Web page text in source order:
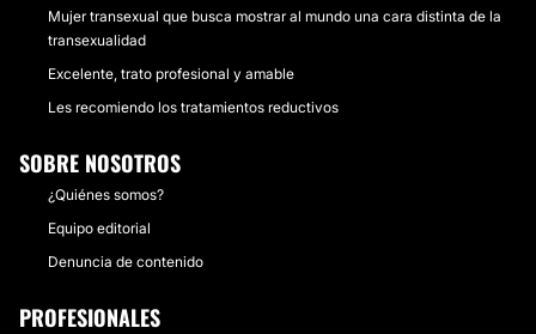
Mujer transexual que busca mostrar al mundo una cara distinta de la
transexualidad
Excelente, trato profesional y amable
Les recomiendo los tratamientos reductivos
SOBRE NOSOTROS
¿Quiénes somos?
Equipo editorial
Denuncia de contenido
PROFESIONALES